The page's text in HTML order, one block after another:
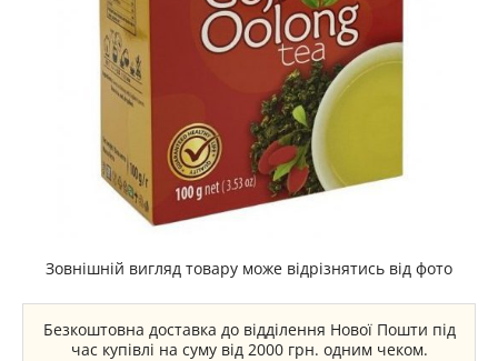
Зовнішній вигляд товару може відрізнятись від фото
Безкоштовна доставка до відділення Нової Пошти під
час купівлі на суму від 2000 грн. одним чеком.